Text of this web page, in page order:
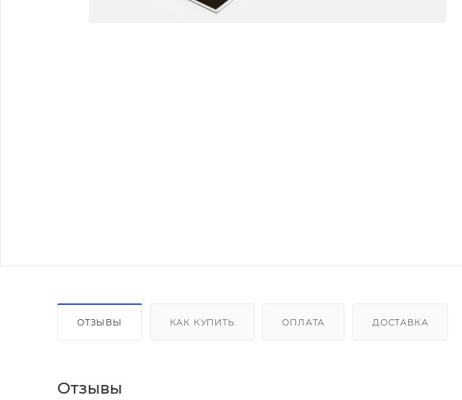
ОТЗЫВЫ КАК КУПИТЬ ОПЛАТА ДОСТАВКА
Отзывы